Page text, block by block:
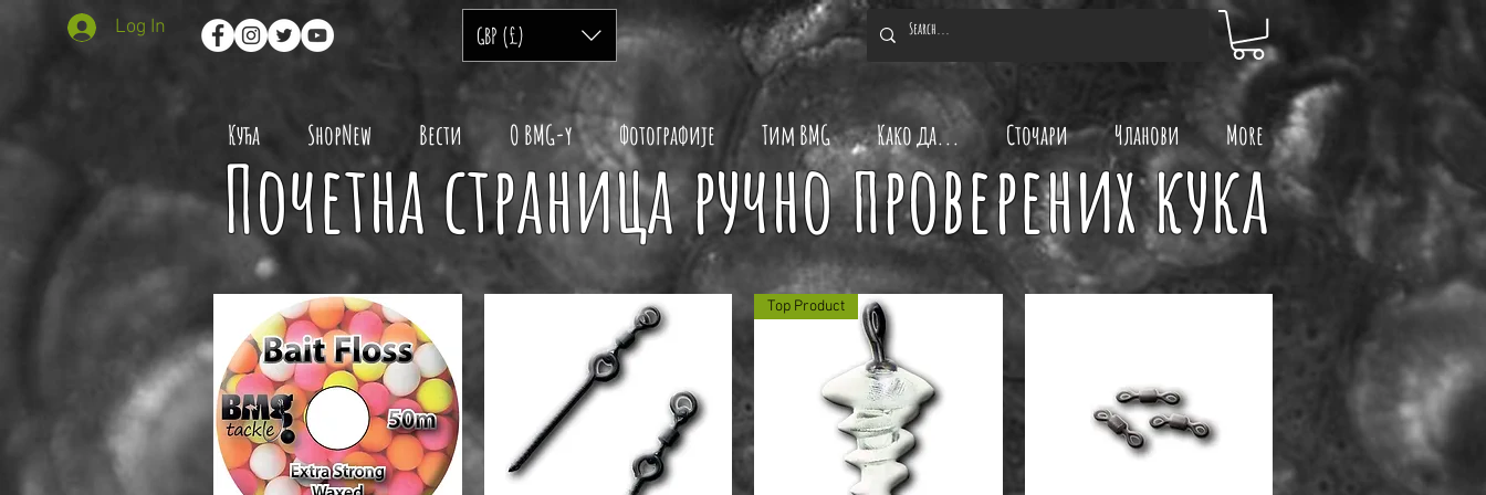
Log In
Кућа ShopNew Вести O BMG-y Фотографије Тим BMG Како да... Сточари Чланови More
GBP (£)
Почетна страница ручно проверених кука
Top Product